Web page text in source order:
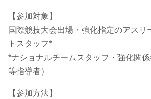
【参加対象】
国際競技大会出場・強化指定のアスリ
トスタッフ*
*ナショナルチームスタッフ・強化関
等指導者）
【参加方法】